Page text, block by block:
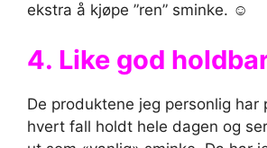
ekstra å kjøpe ”ren” sminke. ☺
4. Like god
De produktene jeg personlig har
hvert fall holdt hele dagen og